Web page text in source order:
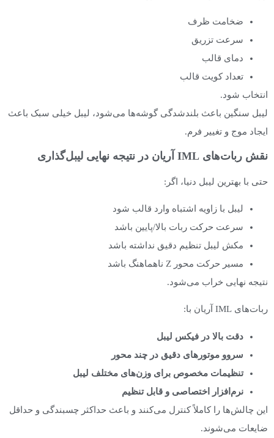
ضخامت ظرف
سرعت تزریق
دمای قالب
تعداد کویت قالب
انتخاب شود.
لیبل سنگین باعث بلندشدگی گوشه‌ها می‌شود، لیبل خیلی سبک باعث
ایجاد موج و تغییر فرم.
نقش ربات‌های IML آریان در نتیجه نهایی لیبل‌گذاری
حتی با بهترین لیبل دنیا، اگر:
لیبل با زاویه اشتباه وارد قالب شود
سرعت حرکت ربات بالا/پایین باشد
مکش لیبل تنظیم دقیق نداشته باشد
مسیر حرکت محور Z ناهماهنگ باشد
نتیجه نهایی خراب می‌شود.
ربات‌های IML آریان با:
دقت بالا در فیکس لیبل
سروو موتورهای دقیق در چند محور
تنظیمات مخصوص برای وزن‌های مختلف لیبل
نرم‌افزار اختصاصی و قابل تنظیم
این چالش‌ها را کاملاً کنترل می‌کنند و باعث حداکثر چسبندگی و حداقل
ضایعات می‌شوند.